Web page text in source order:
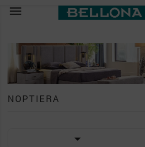

NOPTIERA
